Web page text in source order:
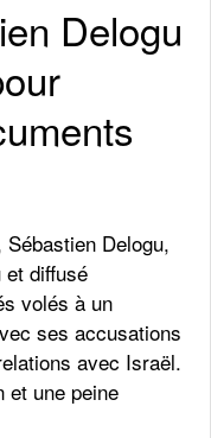
Delogu
Delogu,
et diffusé
volés à un
ses accusations
avec Israël.
et une peine